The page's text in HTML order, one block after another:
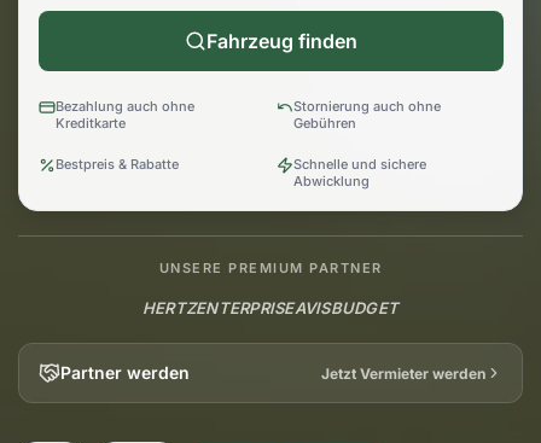
Fahrzeug finden
Bezahlung auch ohne
Kreditkarte
Stornierung auch ohne
Gebühren
Bestpreis & Rabatte
Schnelle und sichere
Abwicklung
UNSERE PREMIUM PARTNER
HERTZENTERPRISEAVISBUDGET
Partner werden Jetzt Vermieter werden